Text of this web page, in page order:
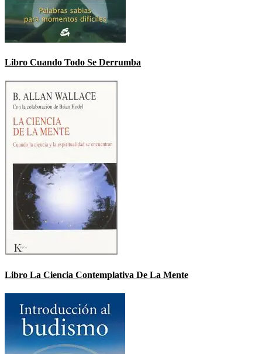
Libro Cuando Todo Se Derrumba
Libro La Ciencia Contemplativa De La Mente